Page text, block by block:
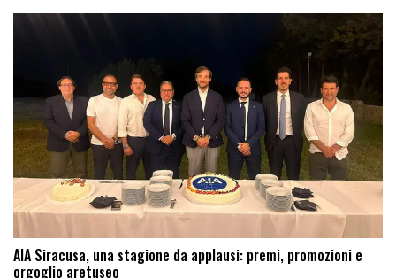
AIA Siracusa, una stagione da applausi: premi, promozioni e
orgoglio aretuseo